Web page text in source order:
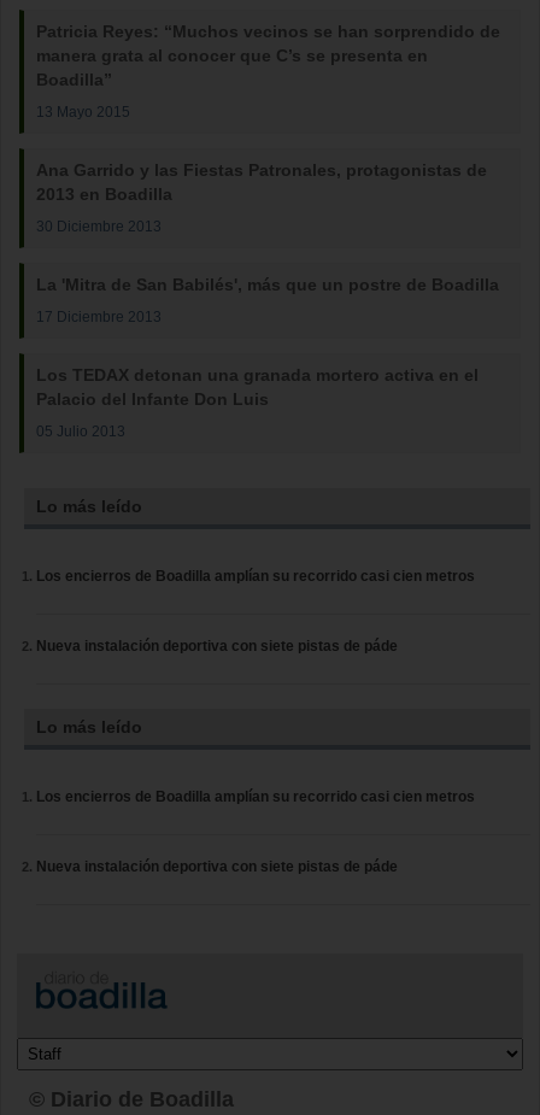
Patricia Reyes: “Muchos vecinos se han sorprendido de
manera grata al conocer que C’s se presenta en
Boadilla”
13 Mayo 2015
Ana Garrido y las Fiestas Patronales, protagonistas de
2013 en Boadilla
30 Diciembre 2013
La 'Mitra de San Babilés', más que un postre de Boadilla
17 Diciembre 2013
Los TEDAX detonan una granada mortero activa en el
Palacio del Infante Don Luis
05 Julio 2013
Lo más leído
Los encierros de Boadilla amplían su recorrido casi cien metros
Nueva instalación deportiva con siete pistas de páde
Lo más leído
Los encierros de Boadilla amplían su recorrido casi cien metros
Nueva instalación deportiva con siete pistas de páde
© Diario de Boadilla